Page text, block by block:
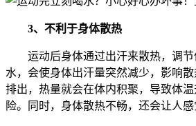
3、不利于身体散热
运动后身体通过出汗来散热，调节
水，会使身体出汗量突然减少，影响
排出，热量就会在体内积聚，导致体
险。同时，身体散热不畅，还会让人感